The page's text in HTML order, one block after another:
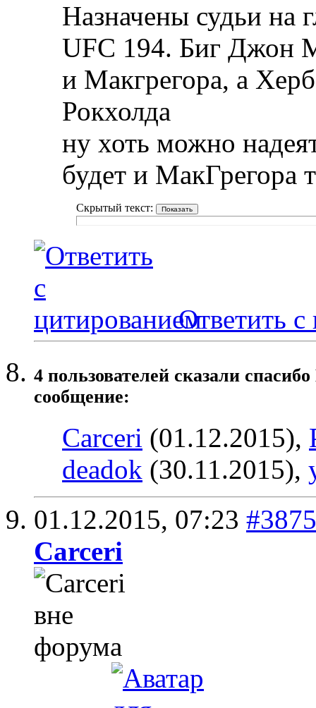
Назначены судьи на
UFC 194. Биг Джон
и Макгрегора, а
Рокхолда
ну хоть можно
будет и МакГрегора
Скрытый текст:
Ответить с
4 пользователей сказали
сообщение:
Carceri (01.12.2015),
deadok (30.11.2015),
01.12.2015, 07:23 #3875
Carceri